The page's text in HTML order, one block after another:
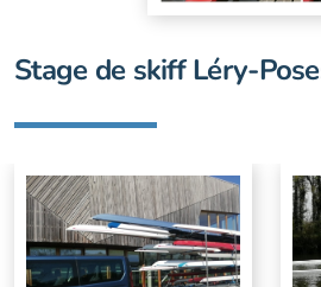
Stage de skiff Léry-